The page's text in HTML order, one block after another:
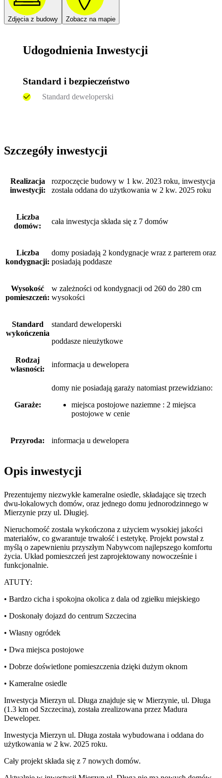
Zdjęcia z budowy Zobacz na mapie
Udogodnienia Inwestycji
Standard i bezpieczeństwo
Standard deweloperski
Szczegóły inwestycji
Realizacja
inwestycji:
rozpoczęcie budowy w 1 kw. 2023 roku, inwestycja
została oddana do użytkowania w 2 kw. 2025 roku
Liczba
domów:
cała inwestycja składa się z 7 domów
Liczba
kondygnacji:
domy posiadają 2 kondygnacje wraz z parterem oraz
posiadają poddasze
Wysokość
pomieszczeń:
w zależności od kondygnacji od 260 do 280 cm
wysokości
Standard
wykończenia
standard deweloperski
poddasze nieużytkowe
Rodzaj
własności:
informacja u dewelopera
Garaże:
domy nie posiadają garaży natomiast przewidziano:
miejsca postojowe naziemne : 2 miejsca
postojowe w cenie
Przyroda: informacja u dewelopera
Opis inwestycji
Prezentujemy niezwykłe kameralne osiedle, składające się trzech
dwu-lokalowych domów, oraz jednego domu jednorodzinnego w
Mierzynie przy ul. Długiej.
Nieruchomość została wykończona z użyciem wysokiej jakości
materiałów, co gwarantuje trwałość i estetykę. Projekt powstał z
myślą o zapewnieniu przyszłym Nabywcom najlepszego komfortu
życia. Układ pomieszczeń jest zaprojektowany nowocześnie i
funkcjonalnie.
ATUTY:
• Bardzo cicha i spokojna okolica z dala od zgiełku miejskiego
• Doskonały dojazd do centrum Szczecina
• Własny ogródek
• Dwa miejsca postojowe
• Dobrze doświetlone pomieszczenia dzięki dużym oknom
• Kameralne osiedle
Inwestycja Mierzyn ul. Długa znajduje się w Mierzynie, ul. Długa
(1.3 km od Szczecina), została zrealizowana przez Madura
Deweloper.
Inwestycja Mierzyn ul. Długa została wybudowana i oddana do
użytkowania w 2 kw. 2025 roku.
Cały projekt składa się z 7 nowych domów.